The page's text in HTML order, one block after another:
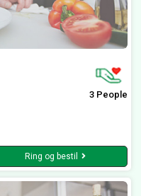
3 People
Ring og bestil